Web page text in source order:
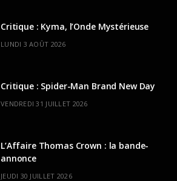
Critique : Kyma, l’Onde Mystérieuse
LUNDI 3 AOÛT 2026
Critique : Spider-Man Brand New Day
VENDREDI 31 JUILLET 2026
L’Affaire Thomas Crown : la bande-
annonce
JEUDI 30 JUILLET 2026